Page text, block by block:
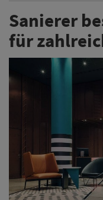
Sanierer
für